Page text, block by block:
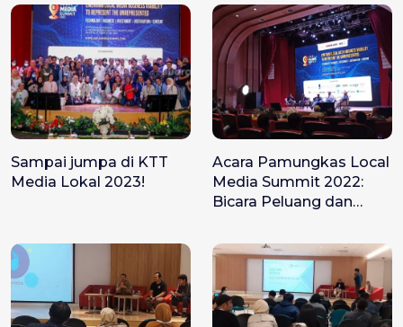
Sampai jumpa di KTT
Media Lokal 2023!
Acara Pamungkas Local
Media Summit 2022:
Bicara Peluang dan